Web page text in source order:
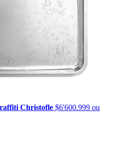
Christofle $6'600.999 ou